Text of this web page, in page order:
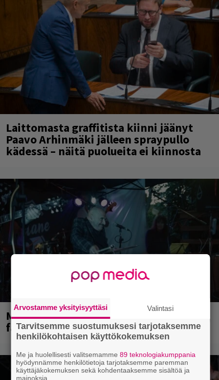
Laittomasta graffitista kiinni jäänyt
Paavo Arhinmäki jälleen spraypullo
kädessä – näitä puolueita ei kiinnosta
Mainioita uutisia Remu Aaltosen
faneille
Arvostamme yksityisyyttäsi Valintasi
Tarvitsemme suostumuksesi tarjotaksemme
henkilökohtaisen käyttökokemuksen
Me ja huolellisesti valitsemamme 89 teknologiakumppania
hyödynnämme henkilötietoja tarjotaksemme paremman
käyttäjäkokemuksen sekä kohdentaaksemme sisältöä ja
mainoksia.